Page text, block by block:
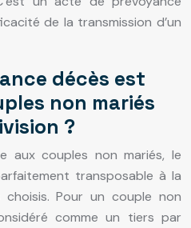
de la transmission d’un
décès est
non mariés
?
aux couples non mariés, le
transposable à la
Pour un couple non
comme un tiers par